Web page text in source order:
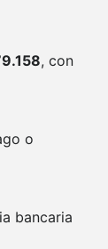
, con
o
bancaria